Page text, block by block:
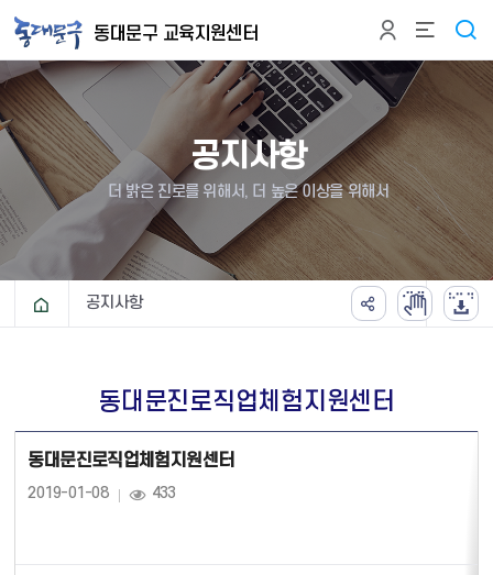
동대문구 교육지원센터
공지사항
더 밝은 진로를 위해서, 더 높은 이상을 위해서
공지사항
동대문진로직업체험지원센터
동대문진로직업체험지원센터
2019-01-08 433